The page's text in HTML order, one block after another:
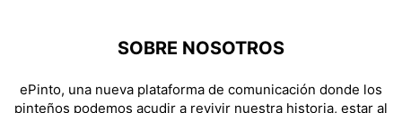
SOBRE NOSOTROS
ePinto, una nueva plataforma de comunicación donde los
pinteños podemos acudir a revivir nuestra historia, estar al